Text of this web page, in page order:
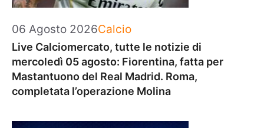
06 Agosto 2026Categorie
Calcio
Live Calciomercato, tutte le notizie di
mercoledì 05 agosto: Fiorentina, fatta per
Mastantuono del Real Madrid. Roma,
completata l’operazione Molina